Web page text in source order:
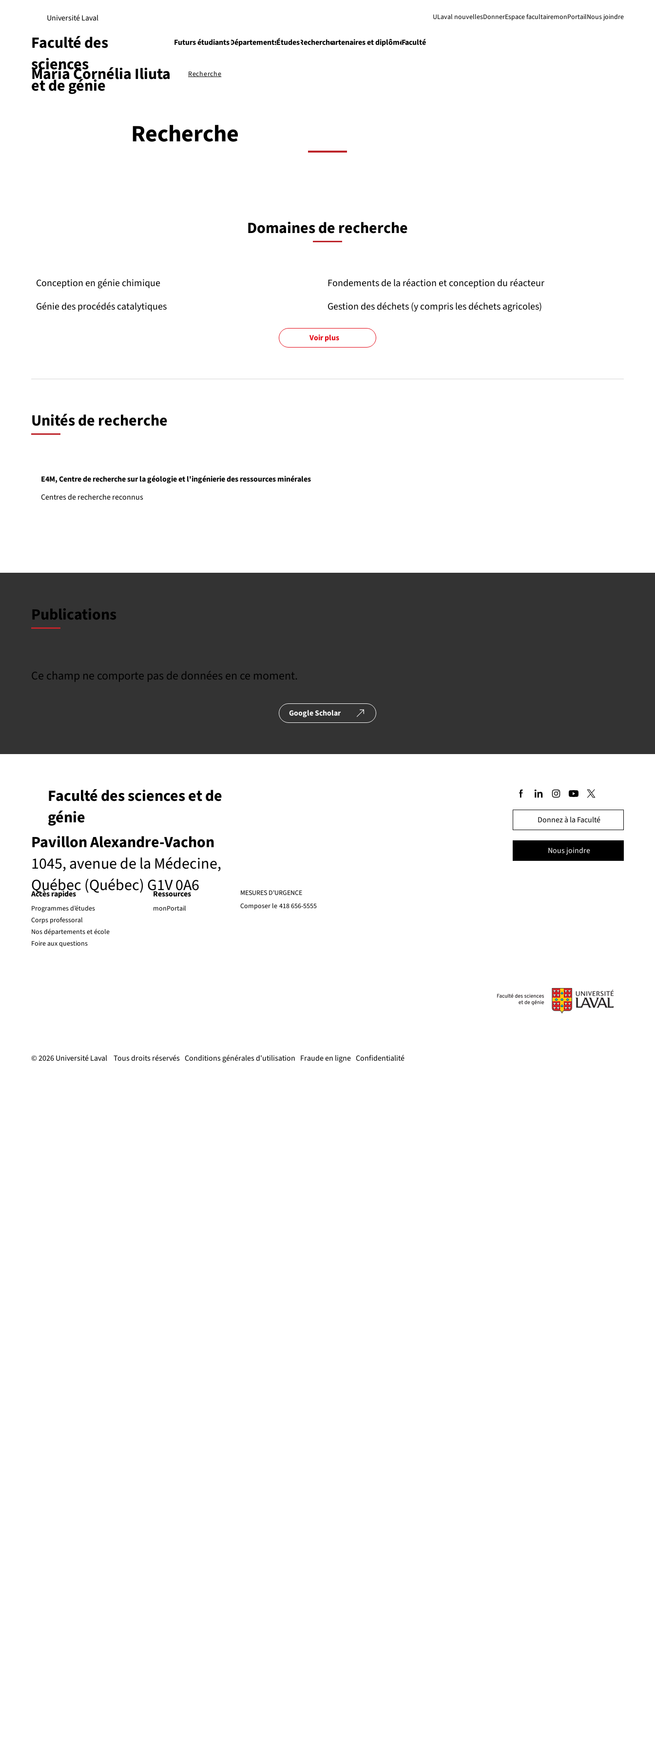
Recherche
Maria Cornélia Iliuta
Université Laval ULaval nouvellesDonnerEspace facultairemonPortailNous joindre
Futurs étudiantsDépartementsÉtudesRecherchePartenaires et diplômésFaculté
Faculté des
sciences
et de génie
Recherche
Domaines de recherche
Conception en génie chimique
Fondements de la réaction et conception du réacteur
Génie des procédés catalytiques
Gestion des déchets (y compris les déchets agricoles)
Voir plus
Unités de recherche
E4M, Centre de recherche sur la géologie et l'ingénierie des ressources minérales
Centres de recherche reconnus
Publications
Ce champ ne comporte pas de données en ce moment.
Google Scholar
Pavillon Alexandre-Vachon
1045, avenue de la Médecine,
Québec (Québec) G1V 0A6
Faculté des sciences et de
génie
Donnez à la Faculté
Nous joindre
MESURES D'URGENCE
Composer le 418 656-5555
Accès rapides Ressources
Programmes d’études
Corps professoral
Nos départements et école
Foire aux questions
monPortail
Tous droits réservés
© 2026 Université Laval Conditions générales d'utilisation Fraude en ligne Confidentialité